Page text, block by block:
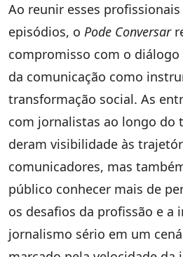
Ao reunir esses
episódios, o Pode Conversar
compromisso com o diálogo
da comunicação como
transformação social. As
com jornalistas ao longo do
deram visibilidade às
comunicadores, mas
público conhecer mais de
os desafios da profissão e a
jornalismo sério em um